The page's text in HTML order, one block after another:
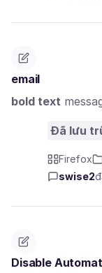
email
bold text
Đã lưu
Firefox
swise2
Disable